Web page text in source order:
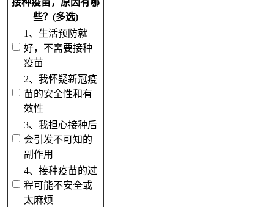
接种疫苗，原因有哪
些？(多选)
1、生活预防就
好，不需要接种
疫苗
2、我怀疑新冠疫
苗的安全性和有
效性
3、我担心接种后
会引发不可知的
副作用
4、接种疫苗的过
程可能不安全或
太麻烦